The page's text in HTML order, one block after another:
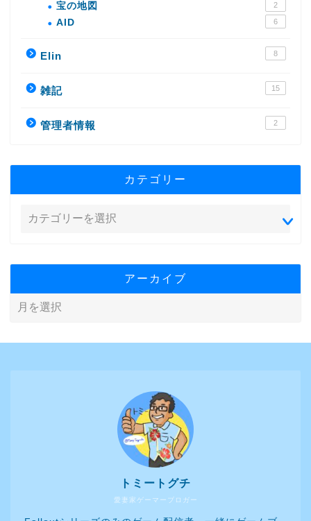
宝の地図 2
AID 6
Elin 8
雑記 15
管理者情報 2
カテゴリー
アーカイブ
愛妻家ゲーマーブロガー
トミートグチ